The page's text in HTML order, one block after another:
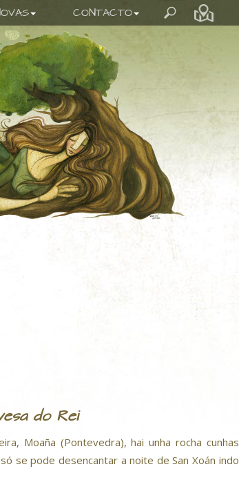
CONTACTO
do Rei
Moaña (Pontevedra), hai unha rocha cunhas
se pode desencantar a noite de San Xoán indo